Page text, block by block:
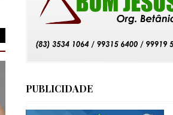
PUBLICIDADE